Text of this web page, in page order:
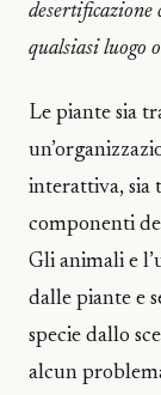
desertificazione
qualsiasi luogo
Le piante sia
interattiva, sia
componenti
Gli animali e
dalle piante e
specie dallo
alcun